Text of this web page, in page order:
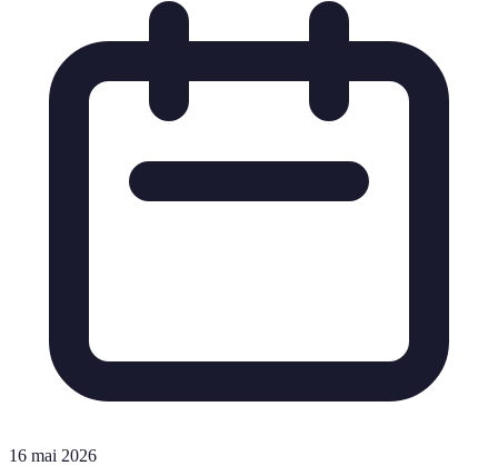
16 mai 2026